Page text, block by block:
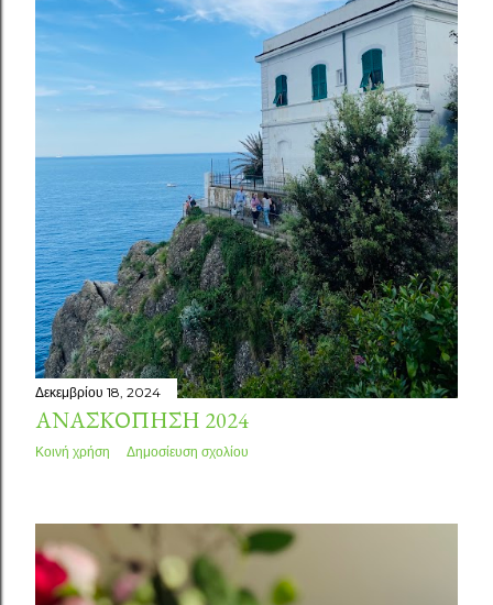
Δεκεμβρίου 18, 2024
ΑΝΑΣΚΟΠΗΣΗ 2024
Κοινή χρήση Δημοσίευση σχολίου